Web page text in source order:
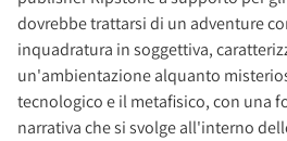
dovrebbe trattarsi di un adventure
inquadratura in soggettiva,
un'ambientazione alquanto
tecnologico e il metafisico, con una
narrativa che si svolge all'interno